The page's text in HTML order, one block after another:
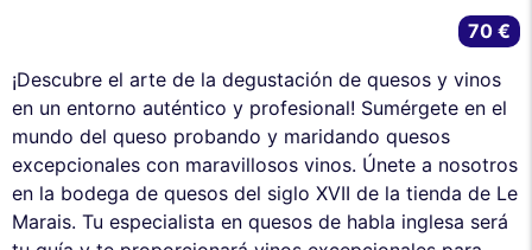
¡Descubre el arte de la degustación de quesos y vinos
en un entorno auténtico y profesional! Sumérgete en el
mundo del queso probando y maridando quesos
excepcionales con maravillosos vinos. Únete a nosotros
en la bodega de quesos del siglo XVII de la tienda de Le
Marais. Tu especialista en quesos de habla inglesa será
70 €